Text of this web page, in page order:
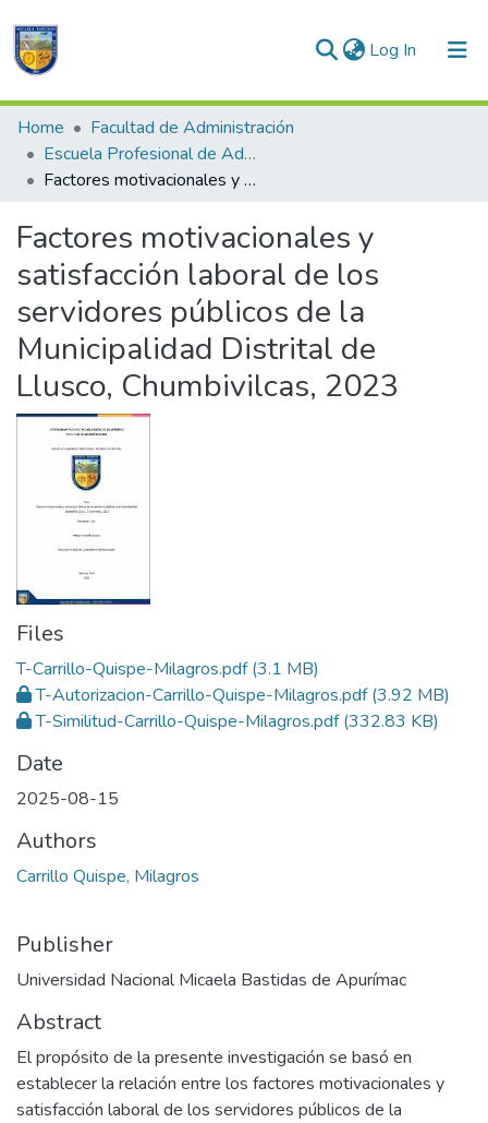
Log In (current)
Communities & Collections
All of DSpace
Home
Facultad de Administración
Escuela Profesional de Administración
Factores motivacionales y satisfacción laboral de los servidores públicos de la Municipalidad Distrital de Llusco, Chumbivilcas, 2023
Factores motivacionales y
satisfacción laboral de los
servidores públicos de la
Municipalidad Distrital de
Llusco, Chumbivilcas, 2023
Files
T-Carrillo-Quispe-Milagros.pdf(3.1 MB)
T-Autorizacion-Carrillo-Quispe-Milagros.pdf(3.92 MB)
T-Similitud-Carrillo-Quispe-Milagros.pdf(332.83 KB)
Date
2025-08-15
Authors
Carrillo Quispe, Milagros
Publisher
Universidad Nacional Micaela Bastidas de Apurímac
Abstract
El propósito de la presente investigación se basó en
establecer la relación entre los factores motivacionales y
satisfacción laboral de los servidores públicos de la